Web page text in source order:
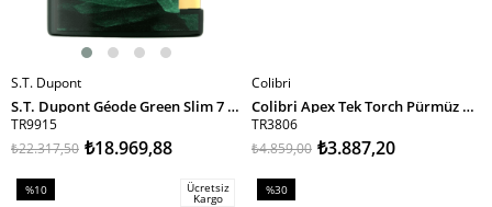
SEPETE EKLE
S.T. Dupont
S.T. Dupont Géode Green Slim 7 Puro Çakmağı 27036 TR9915
TR9915
₺18.969,88
₺22.317,50
SEPETE EKLE
Colibri
Colibri Apex Tek Torch Pürmüz Metalik Kırmızı-Siyah Puro Çakmağı
TR3806
₺3.887,20
₺4.859,00
%10
Ücretsiz
Kargo
%30